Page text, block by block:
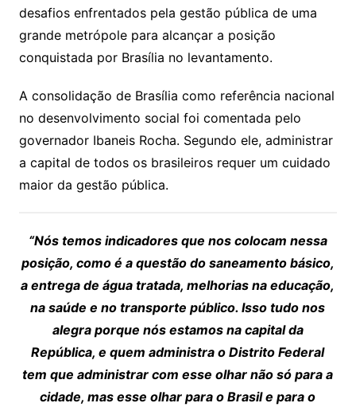
desafios enfrentados pela gestão pública de uma
grande metrópole para alcançar a posição
conquistada por Brasília no levantamento.
A consolidação de Brasília como referência nacional
no desenvolvimento social foi comentada pelo
governador Ibaneis Rocha. Segundo ele, administrar
a capital de todos os brasileiros requer um cuidado
maior da gestão pública.
“Nós temos indicadores que nos colocam nessa
posição, como é a questão do saneamento básico,
a entrega de água tratada, melhorias na educação,
na saúde e no transporte público. Isso tudo nos
alegra porque nós estamos na capital da
República, e quem administra o Distrito Federal
tem que administrar com esse olhar não só para a
cidade, mas esse olhar para o Brasil e para o